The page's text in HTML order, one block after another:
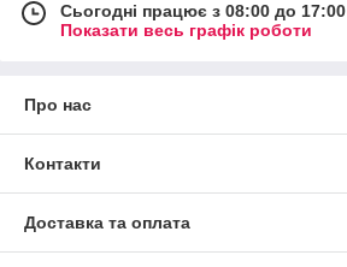
Сьогодні працює з 08:00 до 17:00
Показати весь графік роботи
Про нас
Контакти
Доставка та оплата